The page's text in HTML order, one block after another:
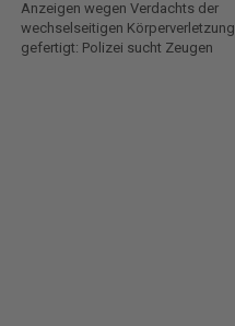
Anzeigen wegen Verdachts der
wechselseitigen Körperverletzung
gefertigt: Polizei sucht Zeugen